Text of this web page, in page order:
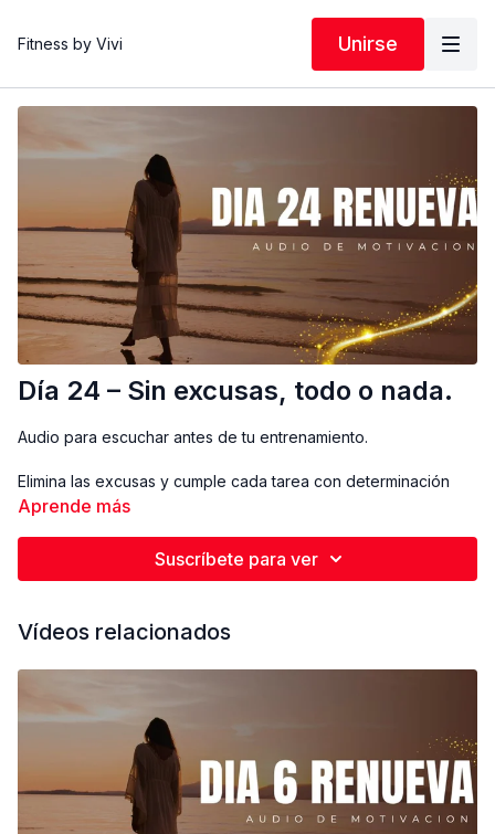
Fitness by Vivi Unirse
Día 24 – Sin excusas, todo o nada.
Audio para escuchar antes de tu entrenamiento.
Elimina las excusas y cumple cada tarea con determinación
absoluta.
Aprende más
Suscríbete para ver
Vídeos relacionados